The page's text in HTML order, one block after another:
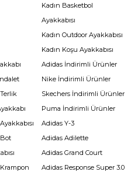
Kadın Basketbol
Ayakkabısı
Kadın Outdoor Ayakkabısı
Kadın Koşu Ayakkabısı
Adidas İndirimli Ürünler
Nike İndirimli Ürünler
Skechers İndirimli Ürünler
Puma İndirimli Ürünler
Adidas Y-3
Adidas Adilette
Adidas Grand Court
Adidas Response Super 3.0